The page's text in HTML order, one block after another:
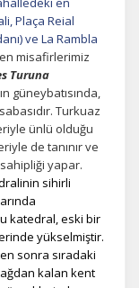
çalışmaz ve
olarak
ve
Plaça Reial
ve La Rambla
misafirlerimiz
Turuna
güneybatısında,
Turkuaz
ünlü olduğu
de tanınır ve
yapar.
sihirli
katedral, eski bir
yükselmiştir.
sonra sıradaki
kalan kent